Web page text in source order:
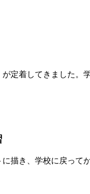
定着してきました。
描き、学校に戻って